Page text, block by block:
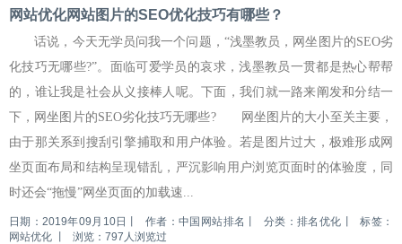
网站优化网站图片的SEO优化技巧有哪些？
话说，今天无学员问我一个问题，“浅墨教员，网坐图片的SEO劣
化技巧无哪些?”。面临可爱学员的哀求，浅墨教员一贯都是热心帮帮
的，谁让我是社会从义接棒人呢。下面，我们就一路来阐发和分结一
下，网坐图片的SEO劣化技巧无哪些? 网坐图片的大小至关主要，
由于那关系到搜刮引擎捕取和用户体验。若是图片过大，极难形成网
坐页面布局和结构呈现错乱，严沉影响用户浏览页面时的体验度，同
时还会“拖慢”网坐页面的加载速...
日期：2019年09月10日 作者：中国网站排名 分类：排名优化
标签：
网站优化
浏览：797人浏览过